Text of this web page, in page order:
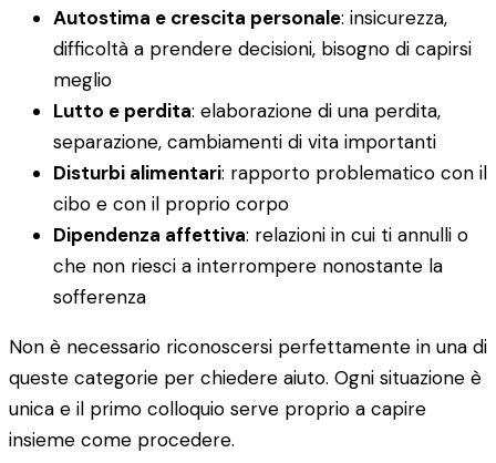
Autostima e crescita personale: insicurezza,
difficoltà a prendere decisioni, bisogno di capirsi
meglio
Lutto e perdita: elaborazione di una perdita,
separazione, cambiamenti di vita importanti
Disturbi alimentari: rapporto problematico con il
cibo e con il proprio corpo
Dipendenza affettiva: relazioni in cui ti annulli o
che non riesci a interrompere nonostante la
sofferenza
Non è necessario riconoscersi perfettamente in una di
queste categorie per chiedere aiuto. Ogni situazione è
unica e il primo colloquio serve proprio a capire
insieme come procedere.